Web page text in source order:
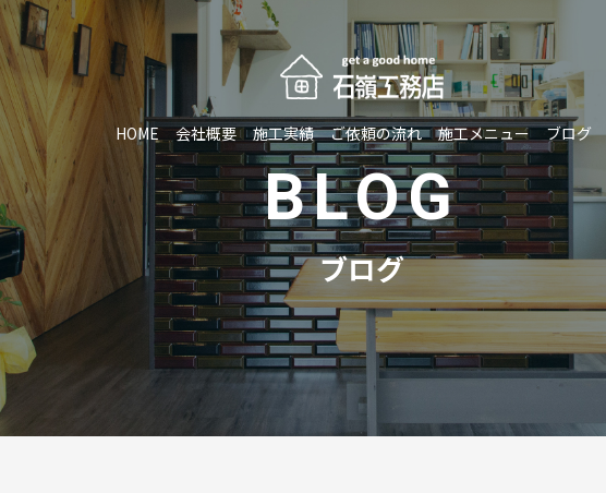
HOME 会社概要 施工実績 ご依頼の流れ 施工メニュー ブログ
BLOG
ブログ